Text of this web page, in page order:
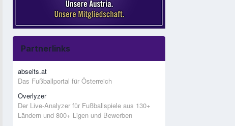
Partnerlinks
abseits.at
Das Fußballportal für Österreich
Overlyzer
Der Live-Analyzer für Fußballspiele aus 130+
Ländern und 800+ Ligen und Bewerben